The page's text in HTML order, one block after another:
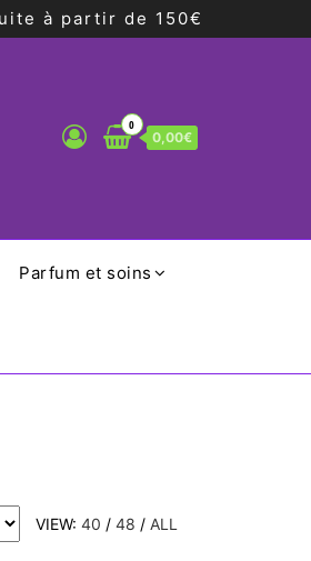
à partir de 150€
0
0,00€
Parfum et soins
VIEW: 40 / 48 / ALL